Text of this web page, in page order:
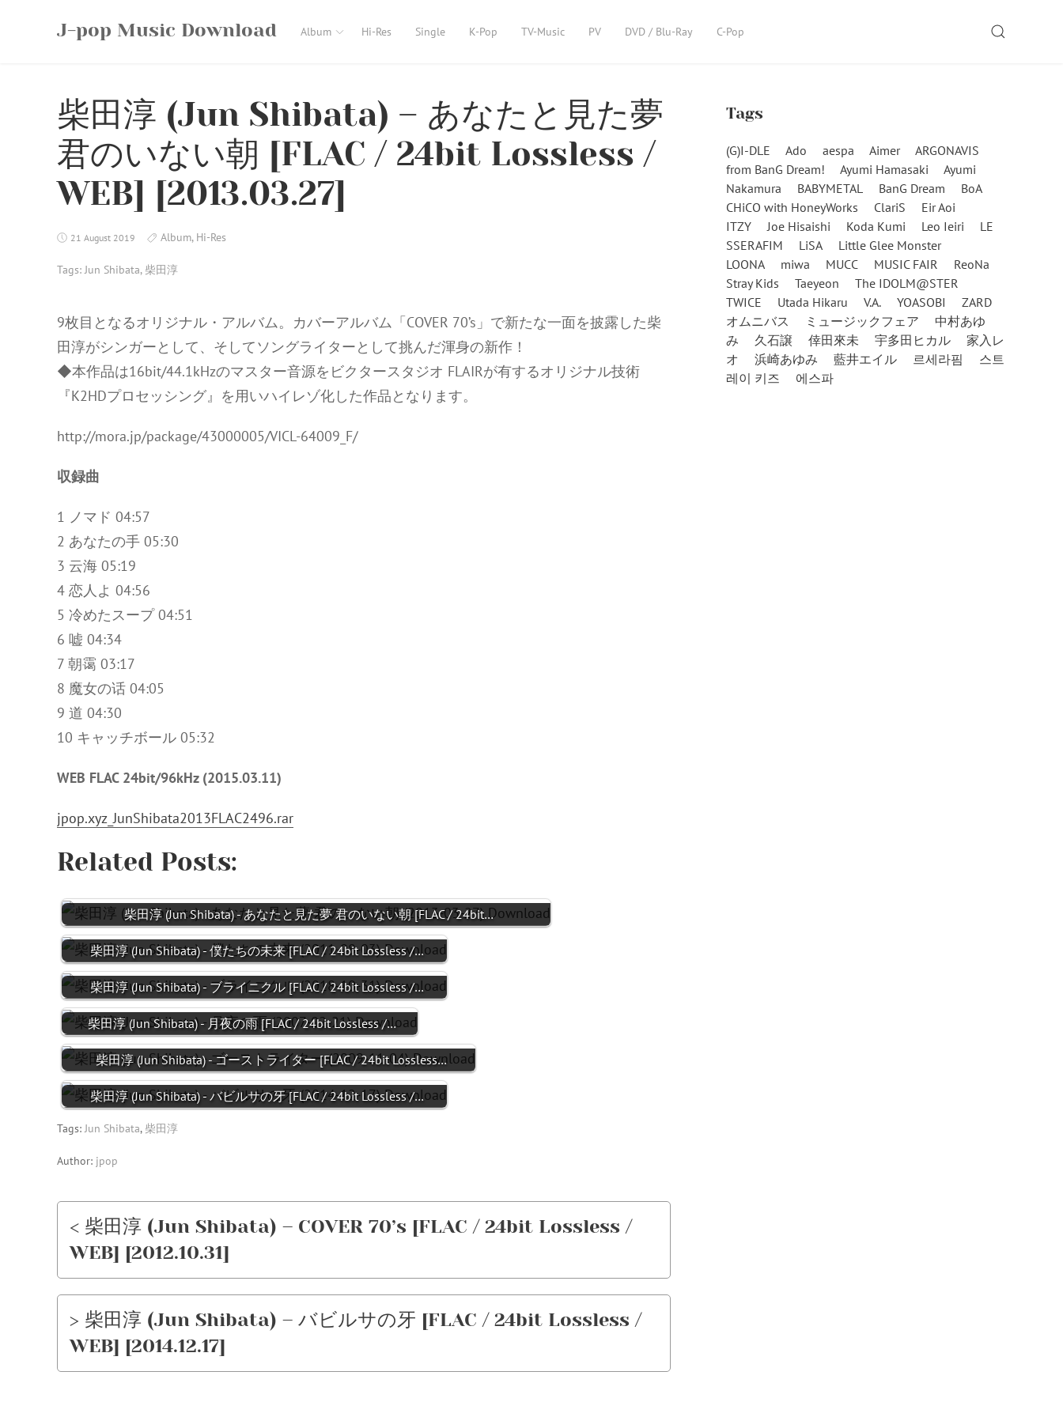
J-pop Music Download Album Hi-Res Single K-Pop TV-Music PV DVD / Blu-Ray C-Pop SEARCH
柴田淳 (Jun Shibata) – あなたと見た夢
君のいない朝 [FLAC / 24bit Lossless /
WEB] [2013.03.27]
21 August 2019 Album, Hi-Res
Tags:Jun Shibata, 柴田淳
9枚目となるオリジナル・アルバム。カバーアルバム「COVER 70’s」で新たな一面を披露した柴
田淳がシンガーとして、そしてソングライターとして挑んだ渾身の新作！
◆本作品は16bit/44.1kHzのマスター音源をビクタースタジオ FLAIRが有するオリジナル技術
『K2HDプロセッシング』を用いハイレゾ化した作品となります。
http://mora.jp/package/43000005/VICL-64009_F/
収録曲
1 ノマド 04:57
2 あなたの手 05:30
3 云海 05:19
4 恋人よ 04:56
5 冷めたスープ 04:51
6 嘘 04:34
7 朝霭 03:17
8 魔女の话 04:05
9 道 04:30
10 キャッチボール 05:32
WEB FLAC 24bit/96kHz (2015.03.11)
jpop.xyz_JunShibata2013FLAC2496.rar
Related Posts:
柴田淳 (Jun Shibata) - あなたと見た夢 君のいない朝 [FLAC / 24bit…
柴田淳 (Jun Shibata) - 僕たちの未来 [FLAC / 24bit Lossless /…
柴田淳 (Jun Shibata) - ブライニクル [FLAC / 24bit Lossless /…
柴田淳 (Jun Shibata) - 月夜の雨 [FLAC / 24bit Lossless /…
柴田淳 (Jun Shibata) - ゴーストライター [FLAC / 24bit Lossless…
柴田淳 (Jun Shibata) - バビルサの牙 [FLAC / 24bit Lossless /…
Tags:Jun Shibata, 柴田淳
Author: jpop
< 柴田淳 (Jun Shibata) – COVER 70’s [FLAC / 24bit Lossless /
WEB] [2012.10.31]
> 柴田淳 (Jun Shibata) – バビルサの牙 [FLAC / 24bit Lossless /
WEB] [2014.12.17]
Tags
(G)I-DLE Ado aespa Aimer
ARGONAVIS
from BanG Dream!
Ayumi Hamasaki
Ayumi
Nakamura
BABYMETAL BanG Dream
BoA
CHiCO with HoneyWorks
ClariS
Eir Aoi
ITZY
Joe Hisaishi Koda Kumi Leo Ieiri
LE
SSERAFIM
LiSA
Little Glee Monster
LOONA
miwa MUCC MUSIC FAIR
ReoNa
Stray Kids
Taeyeon
The IDOLM@STER
TWICE
Utada Hikaru V.A. YOASOBI
ZARD
オムニバス
ミュージックフェア
中村あゆ
み
久石譲 倖田來未 宇多田ヒカル
家入レ
オ
浜崎あゆみ 藍井エイル 르세라핌
스트
레이 키즈
에스파